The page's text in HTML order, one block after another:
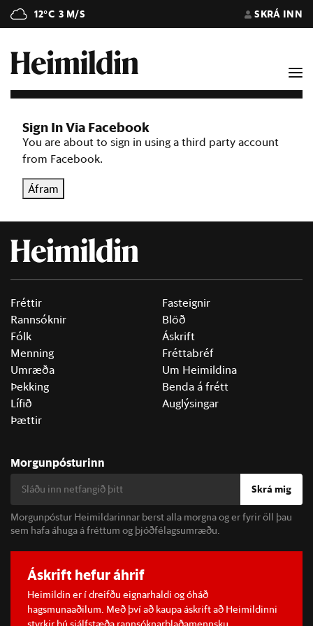
12°C 3 M/S SKRÁ INN
Sign In Via Facebook
You are about to sign in using a third party account
from Facebook.
Áfram
Fréttir
Rannsóknir
Fólk
Menning
Umræða
Þekking
Lífið
Þættir
Fasteignir
Blöð
Áskrift
Fréttabréf
Um Heimildina
Benda á frétt
Auglýsingar
Morgunpósturinn
Skrá mig
Morgunpóstur Heimildarinnar berst alla morgna og er fyrir öll þau
sem hafa áhuga á fréttum og þjóðfélagsumræðu.
Áskrift hefur áhrif
Heimildin er í dreifðu eignarhaldi og óháð
hagsmunaaðilum. Með því að kaupa áskrift að Heimildinni